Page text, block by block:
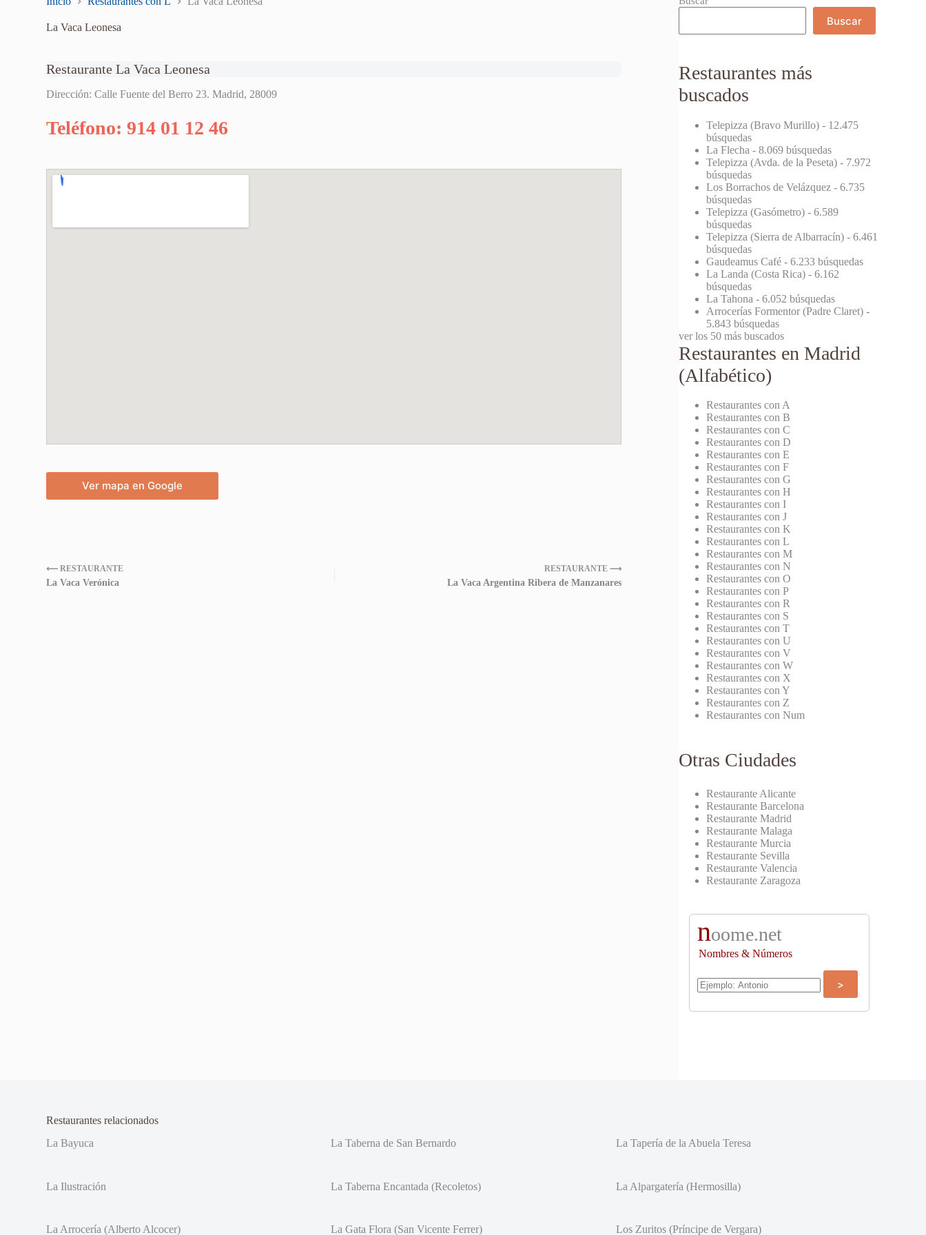
La Vaca Leonesa
Restaurante La Vaca Leonesa
Dirección: Calle Fuente del Berro 23. Madrid, 28009
Teléfono: 914 01 12 46
Ver mapa en Google
⟵ RESTAURANTE
La Vaca Verónica
RESTAURANTE ⟶
La Vaca Argentina Ribera de Manzanares
Buscar
Restaurantes más
buscados
Telepizza (Bravo Murillo) - 12.475
búsquedas
La Flecha - 8.069 búsquedas
Telepizza (Avda. de la Peseta) - 7.972
búsquedas
Los Borrachos de Velázquez - 6.735
búsquedas
Telepizza (Gasómetro) - 6.589
búsquedas
Telepizza (Sierra de Albarracín) - 6.461
búsquedas
Gaudeamus Café - 6.233 búsquedas
La Landa (Costa Rica) - 6.162
búsquedas
La Tahona - 6.052 búsquedas
Arrocerías Formentor (Padre Claret) -
5.843 búsquedas
ver los 50 más buscados
Restaurantes en Madrid
(Alfabético)
Restaurantes con A
Restaurantes con B
Restaurantes con C
Restaurantes con D
Restaurantes con E
Restaurantes con F
Restaurantes con G
Restaurantes con H
Restaurantes con I
Restaurantes con J
Restaurantes con K
Restaurantes con L
Restaurantes con M
Restaurantes con N
Restaurantes con O
Restaurantes con P
Restaurantes con R
Restaurantes con S
Restaurantes con T
Restaurantes con U
Restaurantes con V
Restaurantes con W
Restaurantes con X
Restaurantes con Y
Restaurantes con Z
Restaurantes con Num
Otras Ciudades
Restaurante Alicante
Restaurante Barcelona
Restaurante Madrid
Restaurante Malaga
Restaurante Murcia
Restaurante Sevilla
Restaurante Valencia
Restaurante Zaragoza
noome.net
Nombres & Números
Restaurantes relacionados
La Bayuca
La Taberna de San Bernardo La Tapería de la Abuela Teresa
La Ilustración La Taberna Encantada (Recoletos) La Alpargatería (Hermosilla)
La Arrocería (Alberto Alcocer) La Gata Flora (San Vicente Ferrer) Los Zuritos (Príncipe de Vergara)